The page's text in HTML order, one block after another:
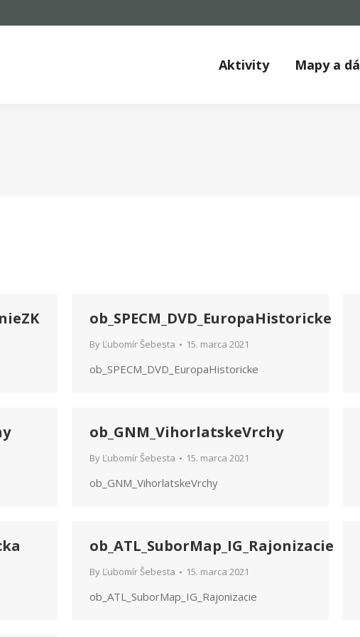
Aktivity Mapy a
ob_SPECM_DVD_EuropaHistoricke
By Ľubomír Šebesta 15. marca 2021
ob_SPECM_DVD_EuropaHistoricke
ob_GNM_VihorlatskeVrchy
By Ľubomír Šebesta 15. marca 2021
ob_GNM_VihorlatskeVrchy
ob_ATL_SuborMap_IG_Rajonizacie
By Ľubomír Šebesta 15. marca 2021
ob_ATL_SuborMap_IG_Rajonizacie